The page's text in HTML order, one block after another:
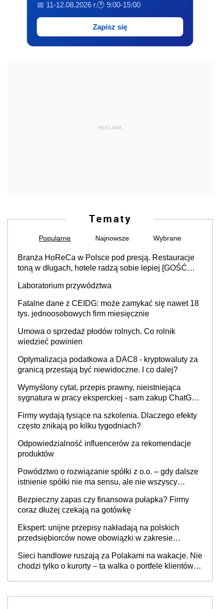
📅 11-12.08.2026 r.🕐 9:00-15:00
Zapisz się
REKLAMA
Tematy
Popularne Najnowsze Wybrane
Branża HoReCa w Polsce pod presją. Restauracje
toną w długach, hotele radzą sobie lepiej [GOŚĆ
Laboratorium przywództwa
Fatalne dane z CEIDG: może zamykać się nawet 18
tys. jednoosobowych firm miesięcznie
Umowa o sprzedaż płodów rolnych. Co rolnik
wiedzieć powinien
Optymalizacja podatkowa a DAC8 - kryptowaluty za
granicą przestają być niewidoczne. I co dalej?
Wymyślony cytat, przepis prawny, nieistniejąca
sygnatura w pracy eksperckiej - sam zakup ChatGPT
Firmy wydają tysiące na szkolenia. Dlaczego efekty
często znikają po kilku tygodniach?
Odpowiedzialność influencerów za rekomendacje
produktów
Powództwo o rozwiązanie spółki z o.o. – gdy dalsze
istnienie spółki nie ma sensu, ale nie wszyscy
Bezpieczny zapas czy finansowa pułapka? Firmy
coraz dłużej czekają na gotówkę
Ekspert: unijne przepisy nakładają na polskich
przedsiębiorców nowe obowiązki w zakresie
Sieci handlowe ruszają za Polakami na wakacje. Nie
chodzi tylko o kurorty – ta walka o portfele klientów